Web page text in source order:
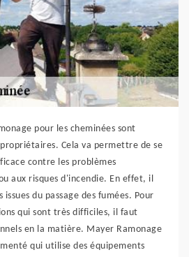
pour les cheminées sont
Cela va permettre de se
contre les problèmes
aux risques d'incendie. En effet, il
du passage des fumées. Pour
qui sont très difficiles, il faut
en la matière. Mayer Ramonage
qui utilise des équipements